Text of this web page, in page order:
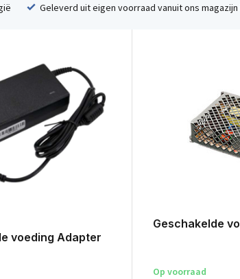
Geleverd uit eigen voorraad vanuit ons magazijn
voeding Adapter
Geschakelde
Op voorraad